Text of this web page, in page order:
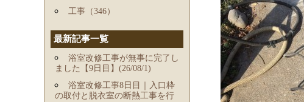
工事（346）
最新記事一覧
浴室改修工事が無事に完了し
ました【9日目】(26/08/1)
浴室改修工事8日目｜入口枠
の取付と脱衣室の断熱工事を行